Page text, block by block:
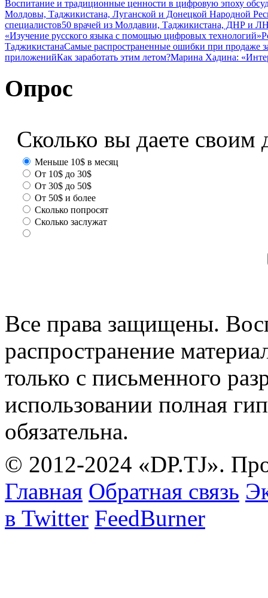
Воспитание и традиционные ценности в цифровую эпоху
Молдовы, Таджикистана, Луганской и Донецкой Народной
специалистов50 врачей из Молдавии, Таджикистана, ДНР и
«Изучение русского языка с помощью цифровых технологий»
ТаджикистанаСамые распространенные ошибки при продаже
приложенийКак заработать этим летом?Марина Хадина:
Опрос
Сколько вы даете своим
Меньше 10$ в месяц
От 10$ до 30$
От 30$ до 50$
От 50$ и более
Сколько попросят
Сколько заслужат
Все права защищены.
распространение
только с письменного
использовании полная
обязательна.
© 2012-2024 «DP.TJ».
Главная Обратная связь
в Twitter FeedBurner